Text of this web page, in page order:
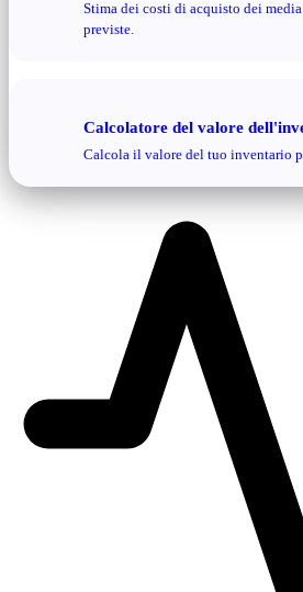
Stima dei costi di acquisto dei
previste.
Calcolatore del valore
Calcola il valore del tuo inventario